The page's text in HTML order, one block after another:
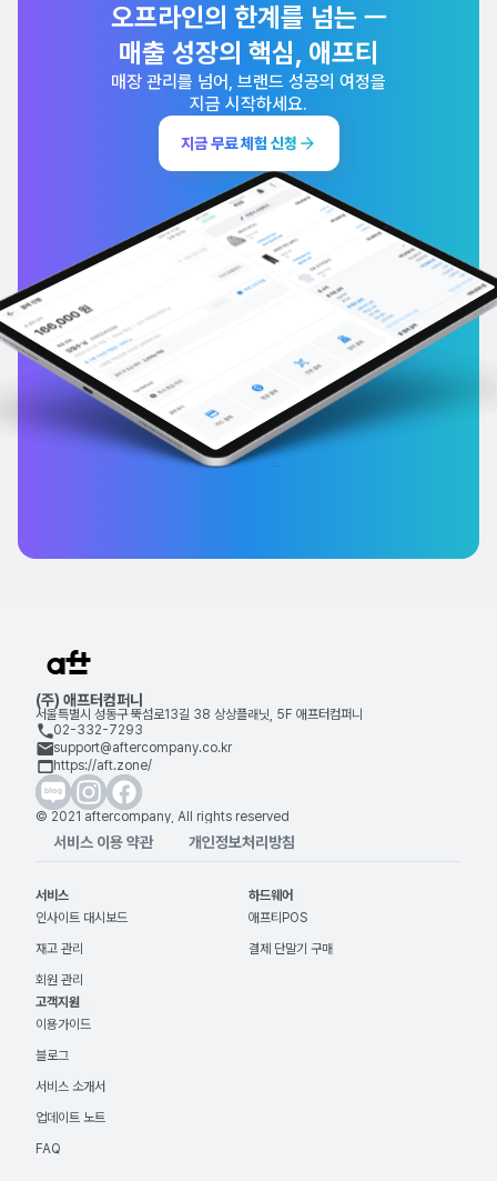
오프라인의 한계를 넘는 ㅡ
매출 성장의 핵심, 애프티
매장 관리를 넘어, 브랜드 성공의 여정을
지금 시작하세요.
지금 무료 체험 신청
(주) 애프터컴퍼니
서울특별시 성동구 뚝섬로13길 38 상상플래닛, 5F 애프터컴퍼니
02-332-7293
support@aftercompany.co.kr
https://aft.zone/
© 2021 aftercompany, All rights reserved
서비스 이용 약관 개인정보처리방침
서비스
인사이트 대시보드
재고 관리
회원 관리
하드웨어
애프티POS
결제 단말기 구매
고객지원
이용가이드
블로그
서비스 소개서
업데이트 노트
FAQ